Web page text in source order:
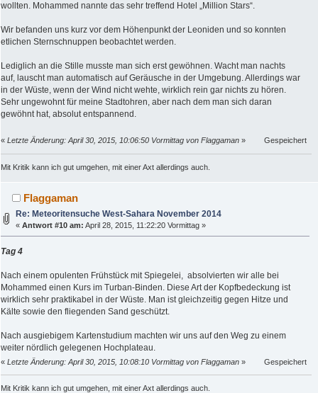
wollten. Mohammed nannte das sehr treffend Hotel „Million Stars“.
Wir befanden uns kurz vor dem Höhenpunkt der Leoniden und so konnten
etlichen Sternschnuppen beobachtet werden.
Lediglich an die Stille musste man sich erst gewöhnen. Wacht man nachts
auf, lauscht man automatisch auf Geräusche in der Umgebung. Allerdings war
in der Wüste, wenn der Wind nicht wehte, wirklich rein gar nichts zu hören.
Sehr ungewohnt für meine Stadtohren, aber nach dem man sich daran
gewöhnt hat, absolut entspannend.
« Letzte Änderung: April 30, 2015, 10:06:50 Vormittag von Flaggaman » Gespeichert
Mit Kritik kann ich gut umgehen, mit einer Axt allerdings auch.
Flaggaman
Re: Meteoritensuche West-Sahara November 2014
«Antwort #10 am: April 28, 2015, 11:22:20 Vormittag »
Tag 4
Nach einem opulenten Frühstück mit Spiegelei, absolvierten wir alle bei
Mohammed einen Kurs im Turban-Binden. Diese Art der Kopfbedeckung ist
wirklich sehr praktikabel in der Wüste. Man ist gleichzeitig gegen Hitze und
Kälte sowie den fliegenden Sand geschützt.
Nach ausgiebigem Kartenstudium machten wir uns auf den Weg zu einem
weiter nördlich gelegenen Hochplateau.
« Letzte Änderung: April 30, 2015, 10:08:10 Vormittag von Flaggaman » Gespeichert
Mit Kritik kann ich gut umgehen, mit einer Axt allerdings auch.